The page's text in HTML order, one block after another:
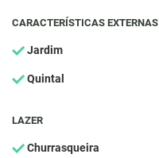
CARACTERÍSTICAS EXTERNAS
Jardim
Quintal
LAZER
Churrasqueira